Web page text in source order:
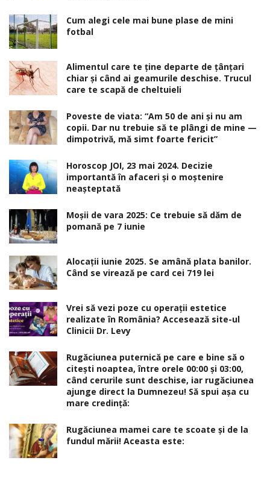
Cum alegi cele mai bune plase de mini
fotbal
Alimentul care te ține departe de țânțari
chiar și când ai geamurile deschise. Trucul
care te scapă de cheltuieli
Poveste de viata: “Am 50 de ani și nu am
copii. Dar nu trebuie să te plângi de mine —
dimpotrivă, mă simt foarte fericit”
Horoscop JOI, 23 mai 2024. Decizie
importantă în afaceri şi o moştenire
neaşteptată
Moșii de vara 2025: Ce trebuie să dăm de
pomană pe 7 iunie
Alocaţii iunie 2025. Se amână plata banilor.
Când se virează pe card cei 719 lei
Vrei să vezi poze cu operații estetice
realizate în România? Accesează site-ul
Clinicii Dr. Levy
Rugăciunea puternică pe care e bine să o
citești noaptea, între orele 00:00 și 03:00,
când cerurile sunt deschise, iar rugăciunea
ajunge direct la Dumnezeu! Să spui așa cu
mare credință:
Rugăciunea mamei care te scoate şi de la
fundul mării! Aceasta este: